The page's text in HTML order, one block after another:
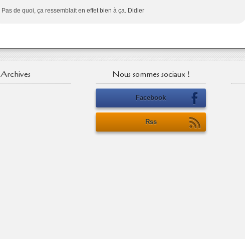
Pas de quoi, ça ressemblait en effet bien à ça. Didier
Archives Nous sommes sociaux !
Facebook
Rss